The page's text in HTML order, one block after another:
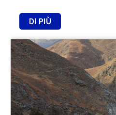
DI PIÙ
Nepal
Sicurezza alimentare
Trasparenza
Reportage